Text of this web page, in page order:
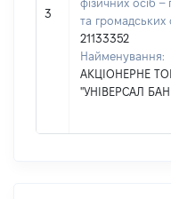
3
фізичних осіб –
та
21133352
Найменування:
АКЦІОНЕРНЕ
"УНІВЕРСАЛ